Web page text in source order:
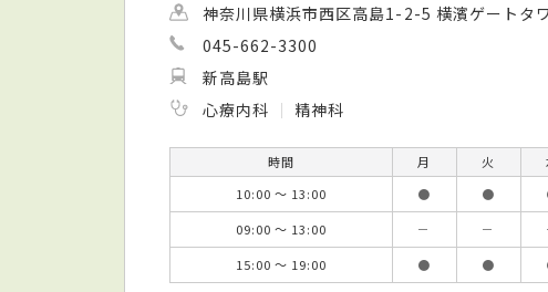
神奈川県横浜市西区高島1-2-5 横濱ゲートタ
045-662-3300
新高島駅
心療内科
精神科
時間 月 火
10:00 ～ 13:00
● ●
09:00 ～ 13:00
－ －
15:00 ～ 19:00
● ●